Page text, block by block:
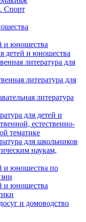
Спорт
и юношества
детей и юношества
литература для
литература для
литература
для детей и
естественно-
тематике
для школьников
наукам,
и юношества по
и юношества
и домоводство